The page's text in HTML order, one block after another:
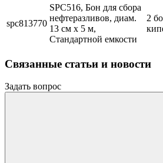
spc813770
SPC516, Бон для сбора
нефтеразливов, диам.
13 см x 5 м,
Стандартной емкости
2
Связанные статьи и новости
Задать вопрос